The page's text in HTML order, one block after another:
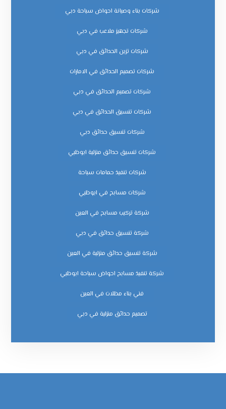
شركات بناء وصيانة احواض سباحة دبي
شركات تجهيز ملاعب في دبي
شركات تزين الحدائق في دبي
شركات تصميم الحدائق في الامارات
شركات تصميم الحدائق في دبي
شركات تنسيق الحدائق في دبي
شركات تنسيق حدائق دبي
شركات تنسيق حدائق منزلية ابوظبي
شركات تنفيذ حمامات سباحة
شركات مسابح في ابوظبي
شركة تركيب مسابح في العين
شركة تنسيق حدائق في دبي
شركة تنسيق حدائق منزلية في العين
شركة تنفيذ مسابح احواض سباحة ابوظبي
فني بناء مظلات في العين
‏تصميم حدائق منزلية في دبي